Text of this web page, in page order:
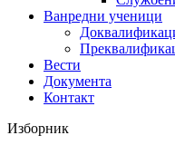
Ванредни ученици
Вести
Документа
Контакт
Изборник